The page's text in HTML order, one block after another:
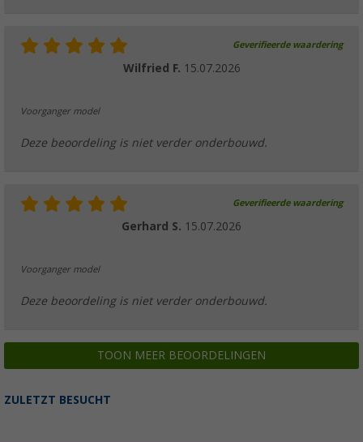
Geverifieerde waardering
Wilfried F. 15.07.2026
Voorganger model
Deze beoordeling is niet verder onderbouwd.
Geverifieerde waardering
Gerhard S. 15.07.2026
Voorganger model
Deze beoordeling is niet verder onderbouwd.
TOON MEER BEOORDELINGEN
ZULETZT BESUCHT